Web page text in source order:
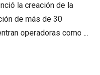
la creación de la
de más de 30
operadoras como ...